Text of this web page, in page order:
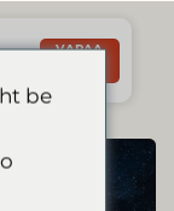
VARAA
be